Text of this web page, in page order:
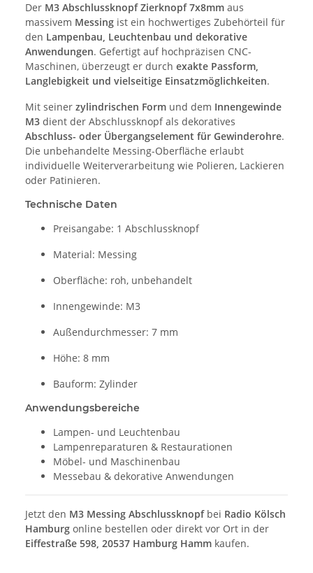
Der M3 Abschlussknopf Zierknopf 7x8mm aus
massivem Messing ist ein hochwertiges Zubehörteil für
den Lampenbau, Leuchtenbau und dekorative
Anwendungen. Gefertigt auf hochpräzisen CNC-
Maschinen, überzeugt er durch exakte Passform,
Langlebigkeit und vielseitige Einsatzmöglichkeiten.
Mit seiner zylindrischen Form und dem Innengewinde
M3 dient der Abschlussknopf als dekoratives
Abschluss- oder Übergangselement für Gewinderohre.
Die unbehandelte Messing-Oberfläche erlaubt
individuelle Weiterverarbeitung wie Polieren, Lackieren
oder Patinieren.
Technische Daten
Preisangabe: 1 Abschlussknopf
Material: Messing
Oberfläche: roh, unbehandelt
Innengewinde: M3
Außendurchmesser: 7 mm
Höhe: 8 mm
Bauform: Zylinder
Anwendungsbereiche
Lampen- und Leuchtenbau
Lampenreparaturen & Restaurationen
Möbel- und Maschinenbau
Messebau & dekorative Anwendungen
Jetzt den M3 Messing Abschlussknopfbei Radio Kölsch
Hamburg online bestellen oder direkt vor Ort in der
Eiffestraße 598, 20537 Hamburg Hamm kaufen.